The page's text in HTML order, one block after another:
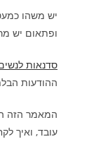
יש משהו
ופתאום יש
סדנאות
ההודעות
המאמר הזה
עובד, ואיך